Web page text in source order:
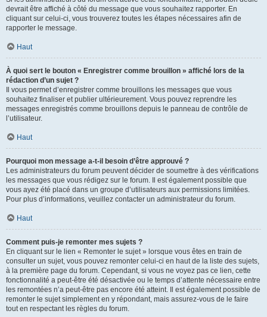
devrait être affiché à côté du message que vous souhaitez rapporter. En
cliquant sur celui-ci, vous trouverez toutes les étapes nécessaires afin de
rapporter le message.
Haut
À quoi sert le bouton « Enregistrer comme brouillon » affiché lors de la
rédaction d’un sujet ?
Il vous permet d’enregistrer comme brouillons les messages que vous
souhaitez finaliser et publier ultérieurement. Vous pouvez reprendre les
messages enregistrés comme brouillons depuis le panneau de contrôle de
l’utilisateur.
Haut
Pourquoi mon message a-t-il besoin d’être approuvé ?
Les administrateurs du forum peuvent décider de soumettre à des vérifications
les messages que vous rédigez sur le forum. Il est également possible que
vous ayez été placé dans un groupe d’utilisateurs aux permissions limitées.
Pour plus d’informations, veuillez contacter un administrateur du forum.
Haut
Comment puis-je remonter mes sujets ?
En cliquant sur le lien « Remonter le sujet » lorsque vous êtes en train de
consulter un sujet, vous pouvez remonter celui-ci en haut de la liste des sujets,
à la première page du forum. Cependant, si vous ne voyez pas ce lien, cette
fonctionnalité a peut-être été désactivée ou le temps d’attente nécessaire entre
les remontées n’a peut-être pas encore été atteint. Il est également possible de
remonter le sujet simplement en y répondant, mais assurez-vous de le faire
tout en respectant les règles du forum.